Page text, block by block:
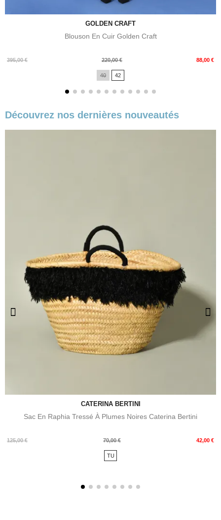
GOLDEN CRAFT
Blouson En Cuir Golden Craft
395,00 €
Prix
220,00 € 88,00 €
Prix
40 42
Découvrez nos dernières nouveautés
CATERINA BERTINI
Sac En Raphia Tressé À Plumes Noires Caterina Bertini
125,00 €
Prix
70,00 € 42,00 €
Prix
TU